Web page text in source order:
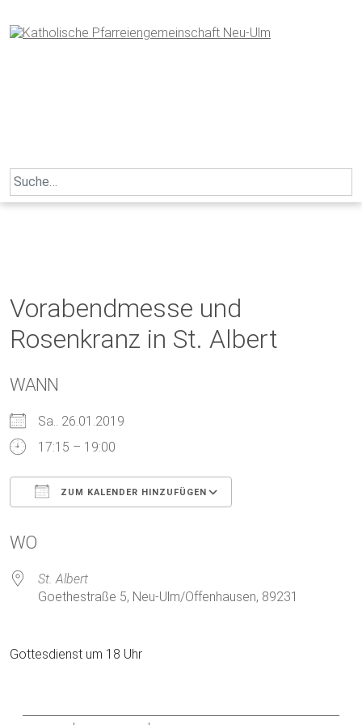
to
content
Search
for:
Vorabendmesse und
Rosenkranz in St. Albert
WANN
Sa.. 26.01.2019
17:15 – 19:00
ZUM KALENDER HINZUFÜGEN
WO
St. Albert
Goethestraße 5, Neu-Ulm/Offenhausen, 89231
Gottesdienst um 18 Uhr